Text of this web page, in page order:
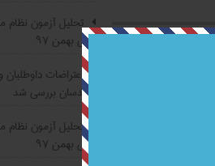
تحلیل آزمون
برقی بهمن ۹۷
مهندسان بررسی شد
تحلیل آزمون
برقی بهمن ۹۷